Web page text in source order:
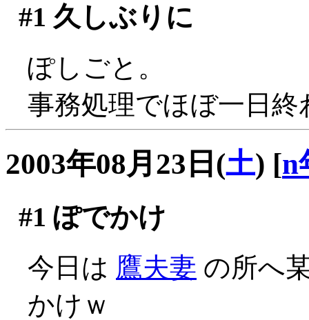
#1 久しぶりに
ぽしごと。
事務処理でほぼ一日終
2003年08月23日(土) [n
#1 ぽでかけ
今日は 鷹夫妻 の所へ
かけｗ